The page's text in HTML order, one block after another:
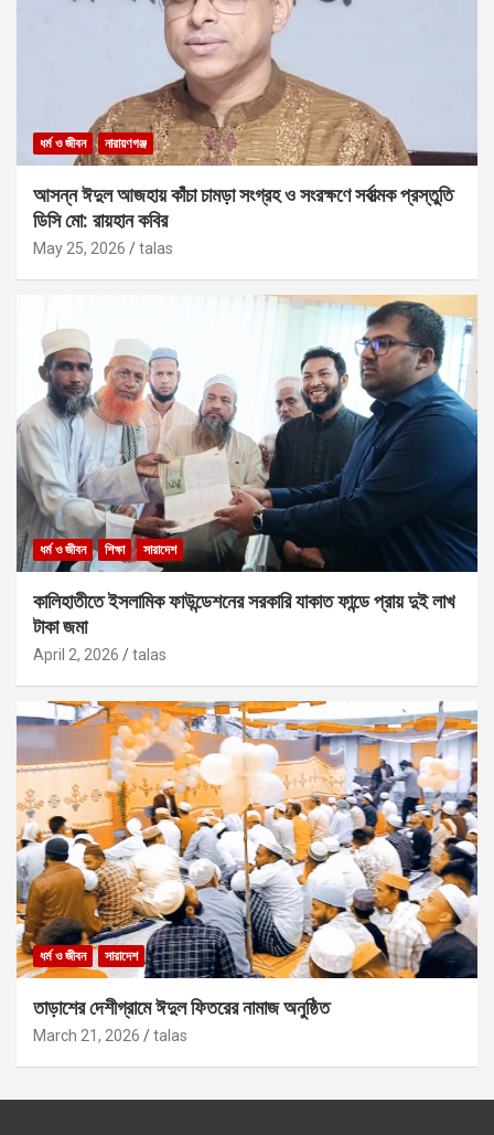
ধর্ম ও জীবন নারায়ণগঞ্জ
আসন্ন ঈদুল আজহায় কাঁচা চামড়া সংগ্রহ ও সংরক্ষণে সর্বাত্মক প্রস্তুতি
ডিসি মো: রায়হান কবির
May 25, 2026 talas
ধর্ম ও জীবন শিক্ষা সারাদেশ
কালিহাতীতে ইসলামিক ফাউন্ডেশনের সরকারি যাকাত ফান্ডে প্রায় দুই লাখ
টাকা জমা
April 2, 2026 talas
ধর্ম ও জীবন সারাদেশ
তাড়াশের দেশীগ্রামে ঈদুল ফিতরের নামাজ অনুষ্ঠিত
March 21, 2026 talas